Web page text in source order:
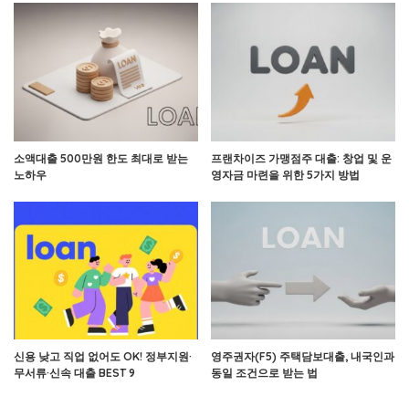
소액대출 500만원 한도 최대로 받는
노하우
프랜차이즈 가맹점주 대출: 창업 및 운
영자금 마련을 위한 5가지 방법
신용 낮고 직업 없어도 OK! 정부지원·
무서류·신속 대출 BEST 9
영주권자(F5) 주택담보대출, 내국인과
동일 조건으로 받는 법